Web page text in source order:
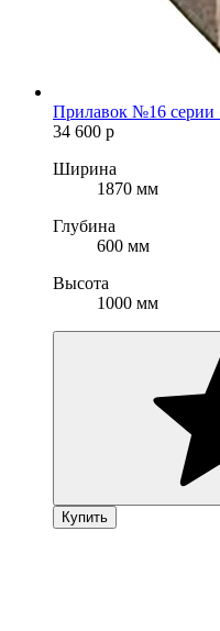
Прилавок №16 серии
34 600 р
Ширина
1870 мм
Глубина
600 мм
Высота
1000 мм
Купить